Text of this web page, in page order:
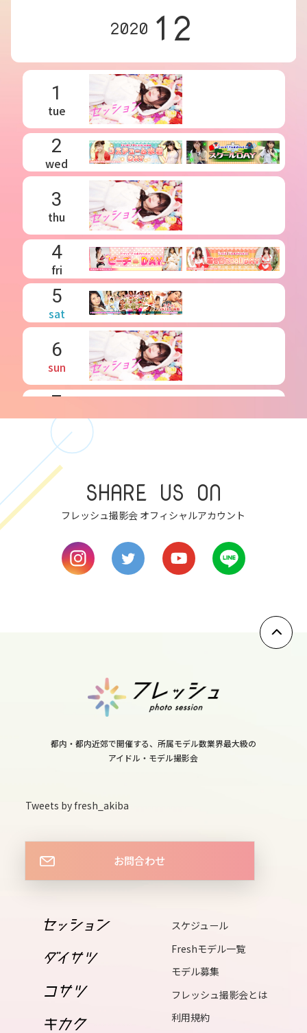
2020 12
1
tue
2
wed
3
thu
4
fri
5
sat
6
sun
7
mon
8
tue
thu
11
15
16
wed
17
thu
18
19
sun
21
SHARE US ON
フレッシュ撮影会 オフィシャルアカウント
都内・都内近郊で開催する、所属モデル数業界最大級の
アイドル・モデル撮影会
Tweets by fresh_akiba
お問合わせ
スケジュール
Freshモデル一覧
モデル募集
フレッシュ撮影会とは
利用規約